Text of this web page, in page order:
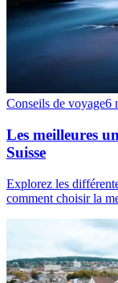
Conseils de voyage6
Les meilleures
Suisse
Explorez les
comment choisir la